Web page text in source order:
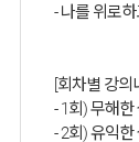
- 나를 위로
[회차별 강의
- 1회) 무해
- 2회) 유익